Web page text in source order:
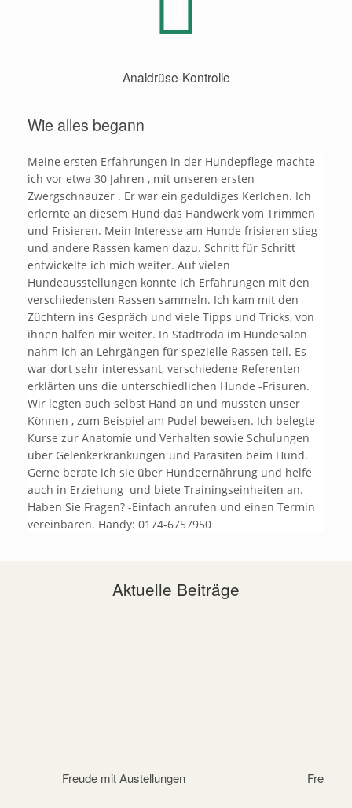
Analdrüse-Kontrolle
Wie alles begann
Meine ersten Erfahrungen in der Hundepflege machte
ich vor etwa 30 Jahren , mit unseren ersten
Zwergschnauzer . Er war ein geduldiges Kerlchen. Ich
erlernte an diesem Hund das Handwerk vom Trimmen
und Frisieren. Mein Interesse am Hunde frisieren stieg
und andere Rassen kamen dazu. Schritt für Schritt
entwickelte ich mich weiter. Auf vielen
Hundeausstellungen konnte ich Erfahrungen mit den
verschiedensten Rassen sammeln. Ich kam mit den
Züchtern ins Gespräch und viele Tipps und Tricks, von
ihnen halfen mir weiter. In Stadtroda im Hundesalon
nahm ich an Lehrgängen für spezielle Rassen teil. Es
war dort sehr interessant, verschiedene Referenten
erklärten uns die unterschiedlichen Hunde -Frisuren.
Wir legten auch selbst Hand an und mussten unser
Können , zum Beispiel am Pudel beweisen. Ich belegte
Kurse zur Anatomie und Verhalten sowie Schulungen
über Gelenkerkrankungen und Parasiten beim Hund.
Gerne berate ich sie über Hundeernährung und helfe
auch in Erziehung und biete Trainingseinheiten an.
Haben Sie Fragen? -Einfach anrufen und einen Termin
vereinbaren. Handy: 0174-6757950
Aktuelle Beiträge
Freude mit Austellungen Freunde